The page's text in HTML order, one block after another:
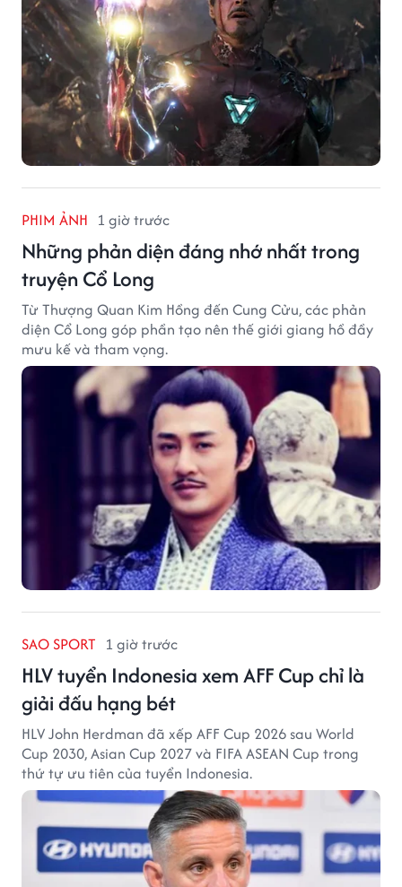
PHIM ẢNH 1 giờ trước
Những phản diện đáng nhớ nhất trong
truyện Cổ Long
Từ Thượng Quan Kim Hồng đến Cung Cửu, các phản
diện Cổ Long góp phần tạo nên thế giới giang hồ đầy
mưu kế và tham vọng.
SAO SPORT 1 giờ trước
HLV tuyển Indonesia xem AFF Cup chỉ là
giải đấu hạng bét
HLV John Herdman đã xếp AFF Cup 2026 sau World
Cup 2030, Asian Cup 2027 và FIFA ASEAN Cup trong
thứ tự ưu tiên của tuyển Indonesia.